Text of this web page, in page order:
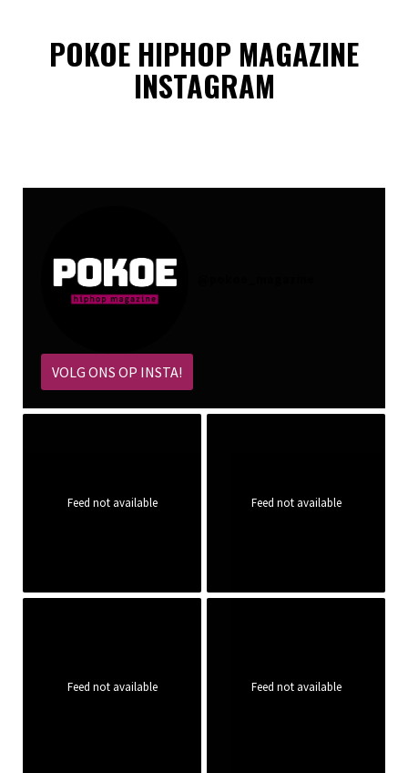
POKOE HIPHOP MAGAZINE
INSTAGRAM
VOLG ONS OP INSTA!
Feed not available Feed not available
Feed not available Feed not available